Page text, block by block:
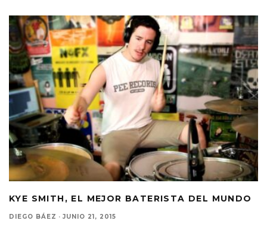
KYE SMITH, EL MEJOR BATERISTA DEL MUNDO
DIEGO BÁEZ · JUNIO 21, 2015